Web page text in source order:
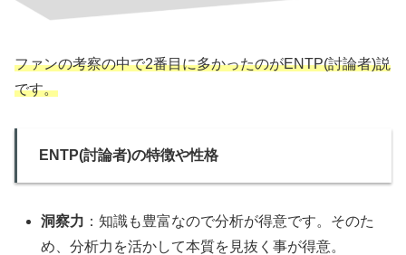
ファンの考察の中で2番目に多かったのがENTP(討論者)説
です。
ENTP(討論者)の特徴や性格
洞察力 ：知識も豊富なので分析が得意です。そのた
め、分析力を活かして本質を見抜く事が得意。